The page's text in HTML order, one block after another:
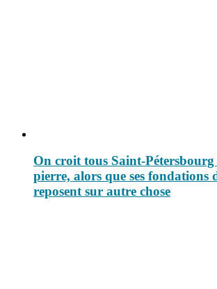
On croit tous Saint-Pétersbourg
pierre, alors que ses fondations
reposent sur autre chose